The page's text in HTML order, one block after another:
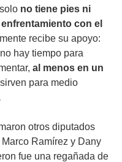
no tiene pies ni
con el
recibe su apoyo:
hay tiempo para
al menos en un
para medio
otros diputados
Ramírez y Dany
fue una regañada de